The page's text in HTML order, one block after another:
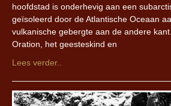
hoofdstad is onderhevig aan een
geïsoleerd door de Atlantische Oceaan
vulkanische gebergte aan de andere
Oration, het geesteskind en
Lees verder..